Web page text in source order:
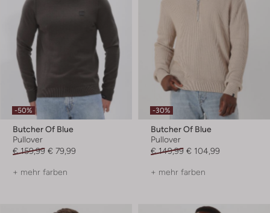
-50%
Butcher Of Blue
Pullover
€ 159,99 € 79,99
+ mehr farben
-30%
Butcher Of Blue
Pullover
€ 149,99 € 104,99
+ mehr farben